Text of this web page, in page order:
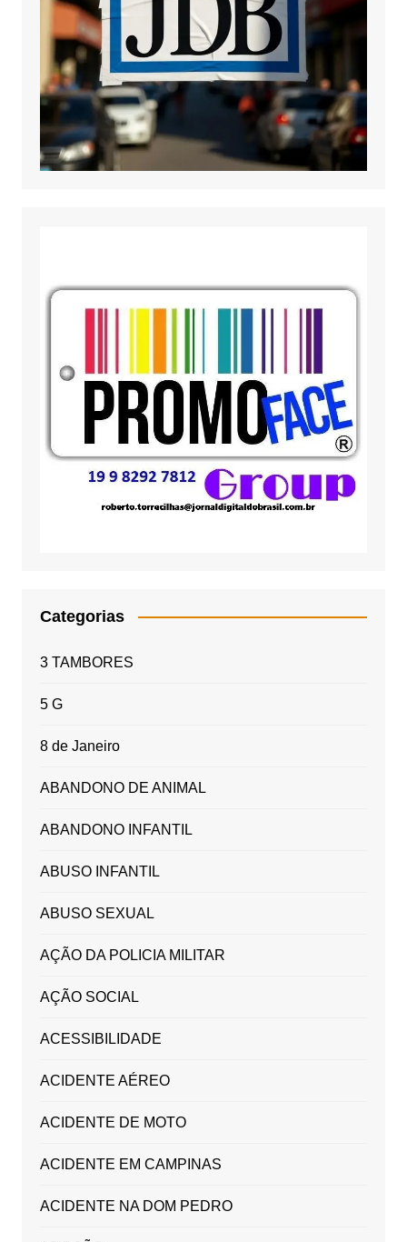
Categorias
3 TAMBORES
5 G
8 de Janeiro
ABANDONO DE ANIMAL
ABANDONO INFANTIL
ABUSO INFANTIL
ABUSO SEXUAL
AÇÃO DA POLICIA MILITAR
AÇÃO SOCIAL
ACESSIBILIDADE
ACIDENTE AÉREO
ACIDENTE DE MOTO
ACIDENTE EM CAMPINAS
ACIDENTE NA DOM PEDRO